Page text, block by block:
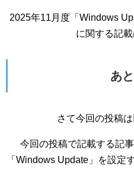
2025年11月度「Windows
に関する記載
あ
さて今回の投稿
今回の投稿で記載する記
「Windows Update」を設定